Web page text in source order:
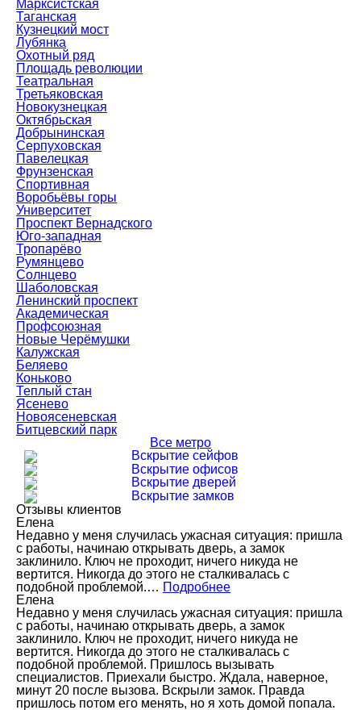
Марксистская
Таганская
Кузнецкий мост
Лубянка
Охотный ряд
Площадь революции
Театральная
Третьяковская
Новокузнецкая
Октябрьская
Добрынинская
Серпуховская
Павелецкая
Фрунзенская
Спортивная
Воробьёвы горы
Университет
Проспект Вернадского
Юго-западная
Тропарёво
Румянцево
Солнцево
Шаболовская
Ленинский проспект
Академическая
Профсоюзная
Новые Черёмушки
Калужская
Беляево
Коньково
Теплый стан
Ясенево
Новоясеневская
Битцевский парк
Все метро
Вскрытие сейфов
Вскрытие офисов
Вскрытие дверей
Вскрытие замков
Отзывы клиентов
Елена
Недавно у меня случилась ужасная ситуация: пришла
с работы, начинаю открывать дверь, а замок
заклинило. Ключ не проходит, ничего никуда не
вертится. Никогда до этого не сталкивалась с
подобной проблемой.… Подробнее
Елена
Недавно у меня случилась ужасная ситуация: пришла
с работы, начинаю открывать дверь, а замок
заклинило. Ключ не проходит, ничего никуда не
вертится. Никогда до этого не сталкивалась с
подобной проблемой. Пришлось вызывать
специалистов. Приехали быстро. Ждала, наверное,
минут 20 после вызова. Вскрыли замок. Правда
пришлось потом его менять, но я хоть домой попала.